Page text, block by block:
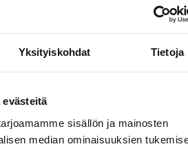
Yksityiskohdat Tietoja
evästeitä
sisällön ja mainosten
median ominaisuuksien
Swedish A-Judo/VI
17.5.2026,